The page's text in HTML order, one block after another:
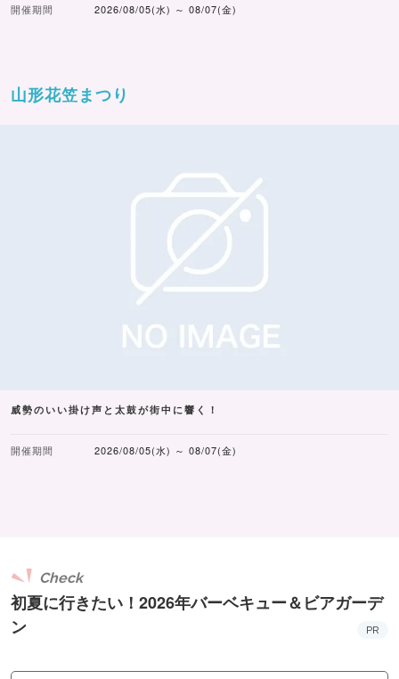
開催期間 2026/08/05(水) ～ 08/07(金)
山形花笠まつり
威勢のいい掛け声と太鼓が街中に響く！
開催期間 2026/08/05(水) ～ 08/07(金)
初夏に行きたい！2026年バーベキュー＆ビアガーデ
ン
Check
PR